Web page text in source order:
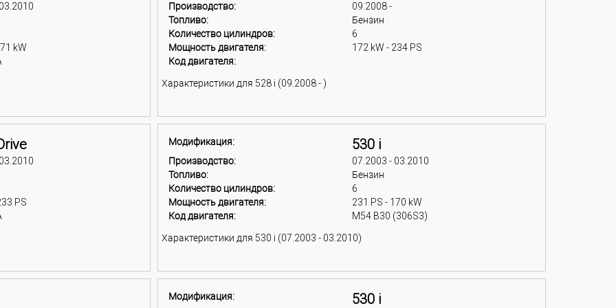
kW
Производство:
09.2008 -
Топливо:
Бензин
Количество цилиндров:
6
Мощность двигателя:
172 kW - 234 PS
Код двигателя:
Характеристики для 528 i (09.2008 - )
PS
Модификация: 530 i
Производство:
07.2003 - 03.2010
Топливо:
Бензин
Количество цилиндров:
6
Мощность двигателя:
231 PS - 170 kW
Код двигателя:
M54 B30 (306S3)
Характеристики для 530 i (07.2003 - 03.2010)
Модификация: 530 i